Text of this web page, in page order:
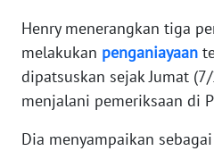
Henry menerangkan tiga
melakukan penganiayaan
dipatsuskan sejak Jumat
menjalani pemeriksaan di
Dia menyampaikan
SIBER
REDAKSI
KARIR